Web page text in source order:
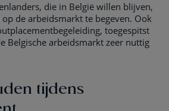
die in België willen blijven,
de arbeidsmarkt te begeven. Ook
toegespitst
Belgische arbeidsmarkt zeer nuttig
tijdens